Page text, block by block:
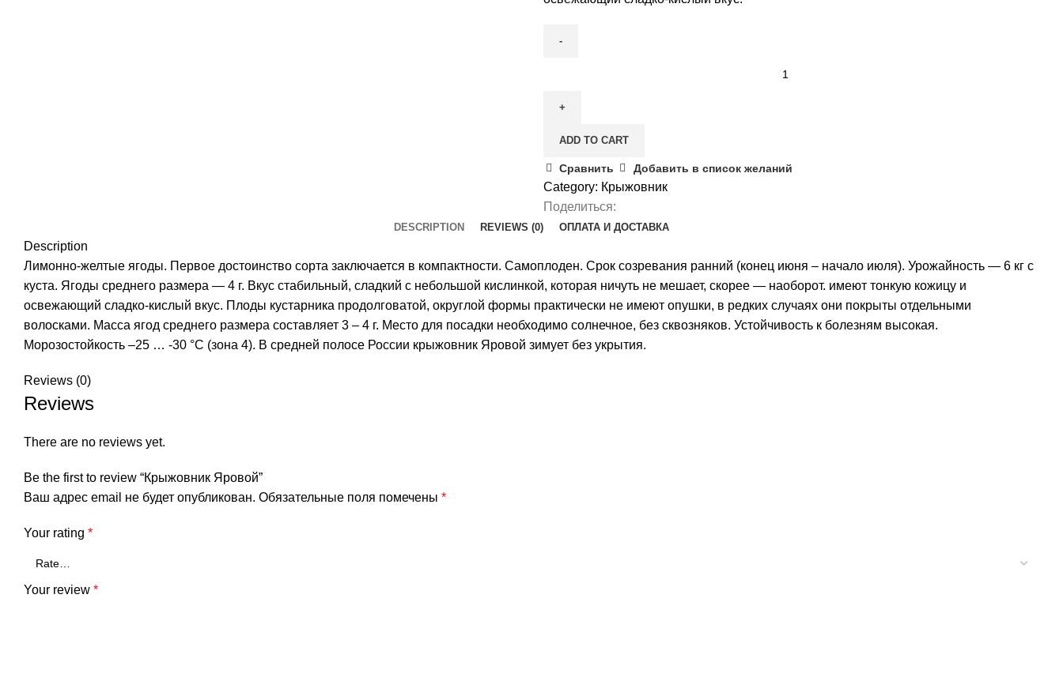
quantity
ADD TO CART
Сравнить Добавить в список желаний
Category: Крыжовник
Поделиться:
DESCRIPTION REVIEWS (0) ОПЛАТА И ДОСТАВКА
Description
Лимонно-желтые ягоды. Первое достоинство сорта заключается в компактности. Самоплоден. Срок созревания ранний (конец июня – начало июля). Урожайность — 6 кг с
куста. Ягоды среднего размера — 4 г. Вкус стабильный, сладкий с небольшой кислинкой, которая ничуть не мешает, скорее — наоборот. имеют тонкую кожицу и
освежающий сладко-кислый вкус. Плоды кустарника продолговатой, округлой формы практически не имеют опушки, в редких случаях они покрыты отдельными
волосками. Масса ягод среднего размера составляет 3 – 4 г. Место для посадки необходимо солнечное, без сквозняков. Устойчивость к болезням высокая.
Морозостойкость –25 … -30 °С (зона 4). В средней полосе России крыжовник Яровой зимует без укрытия.
Reviews (0)
Reviews
There are no reviews yet.
Be the first to review “Крыжовник Яровой”
Ваш адрес email не будет опубликован. Обязательные поля помечены *
Your rating *
Your review *